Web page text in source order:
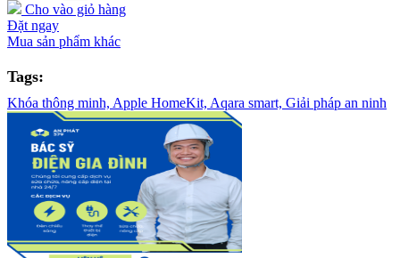
Cho vào giỏ hàng
Đặt ngay
Mua sản phẩm khác
Tags:
Khóa thông minh, Apple HomeKit, Aqara smart, Giải pháp an ninh